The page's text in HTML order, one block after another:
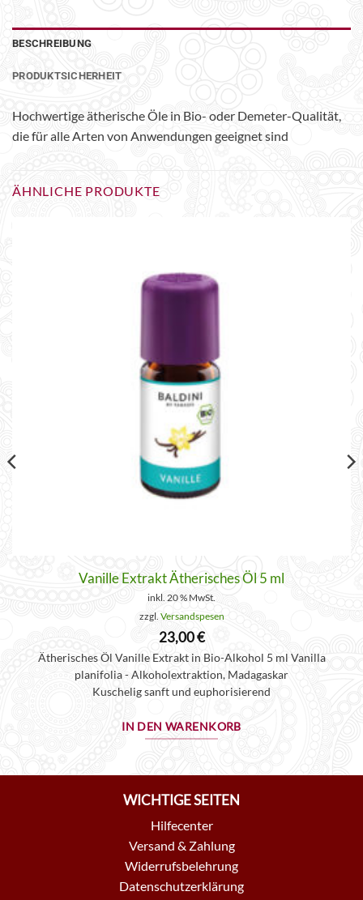
BESCHREIBUNG
PRODUKTSICHERHEIT
Hochwertige ätherische Öle in Bio- oder Demeter-Qualität,
die für alle Arten von Anwendungen geeignet sind
ÄHNLICHE PRODUKTE
Vanille Extrakt Ätherisches Öl 5 ml
inkl. 20 % MwSt.
zzgl. Versandspesen
23,00€
Ätherisches Öl Vanille Extrakt in Bio-Alkohol 5 ml Vanilla
planifolia - Alkoholextraktion, Madagaskar
Kuschelig sanft und euphorisierend
IN DEN WARENKORB
WICHTIGE SEITEN
Hilfecenter
Versand & Zahlung
Widerrufsbelehrung
Datenschutzerklärung